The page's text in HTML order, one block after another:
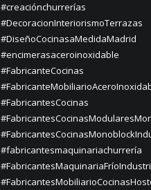
#creaciónchurrerías
#DecoracionInteriorismoTerrazas
#DiseñoCocinasaMedidaMadrid
#encimerasaceroinoxidable
#FabricanteCocinas
#FabricantesCocinas
#fabricantesmaquinariachurrería